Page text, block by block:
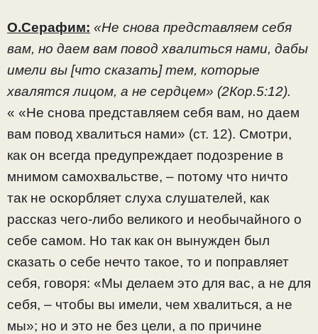
О.Серафим: «Не снова представляем себя
вам, но даем вам повод хвалиться нами, дабы
имели вы [что сказать] тем, которые
хвалятся лицом, а не сердцем» (2Кор.5:12).
« «Не снова представляем себя вам, но даем
вам повод хвалиться нами» (ст. 12). Смотри,
как он всегда предупреждает подозрение в
мнимом самохвальстве, – потому что ничто
так не оскорбляет слуха слушателей, как
рассказ чего-либо великого и необычайного о
себе самом. Но так как он вынужден был
сказать о себе нечто такое, то и поправляет
себя, говоря: «Мы делаем это для вас, а не для
себя, – чтобы вы имели, чем хвалиться, а не
мы»; но и это не без цели, а по причине